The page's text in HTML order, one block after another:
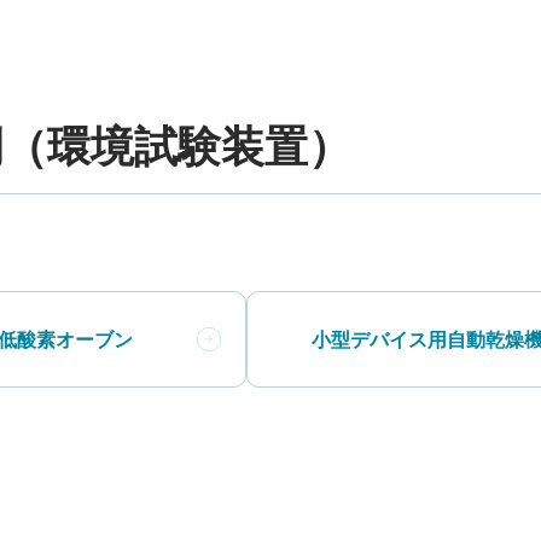
環境試験装置）
酸素オーブン 小型デバイス用自動乾燥